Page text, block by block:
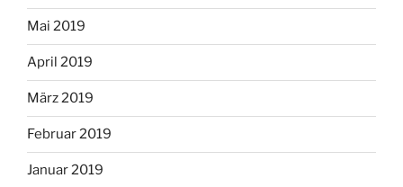
Mai 2019
April 2019
März 2019
Februar 2019
Januar 2019